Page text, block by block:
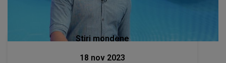
Stiri mondene
18 nov 2023